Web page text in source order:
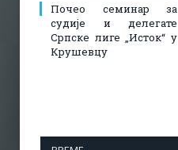
Почео семинар за
судије и делегате
Српске лиге „Исток“ у
Крушевцу